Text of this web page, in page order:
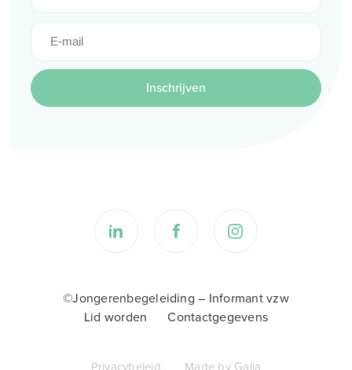
Inschrijven
©Jongerenbegeleiding – Informant vzw
Lid worden
Contactgegevens